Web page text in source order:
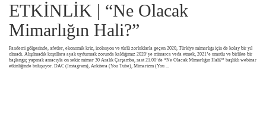
ETKİNLİK | “Ne Olacak
Mimarlığın Hali?”
Pandemi gölgesinde, afetler, ekonomik kriz, izolasyon ve türlü zorluklarla geçen 2020, Türkiye mimarlığı için de kolay bir yıl
olmadı. Alışılmadık koşullara ayak uydurmak zorunda kaldığımız 2020’ye mimarca veda etmek, 2021’e umutlu ve birlikte bir
başlangıç yapmak amacıyla on sekiz mimar 30 Aralık Çarşamba, saat 21.00’de “Ne Olacak Mimarlığın Hali?” başlıklı webinar
etkinliğinde buluşuyor. DAC (Instagram), Arkitera (You Tube), Mimarizm (You ...